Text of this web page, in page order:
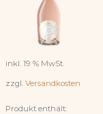
inkl. 19 % MwSt.
zzgl.Versandkosten
Produkt enthält: